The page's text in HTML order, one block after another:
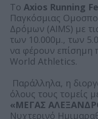
Το Axios Running
Παγκόσμιας
Δρόμων (AIMS) με
των 10.000μ., των
να φέρουν επίσημη
World Athletics.
Παράλληλα, η
όλους τους τομείς
«ΜΕΓΑΣ
Νυχτερινό